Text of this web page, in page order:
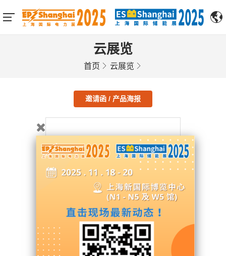
云展览
首页 云展览
邀请函 / 产品海报
SAMDAI ELECTRIC CO., LTD.
展台号: N2馆 - N2K73